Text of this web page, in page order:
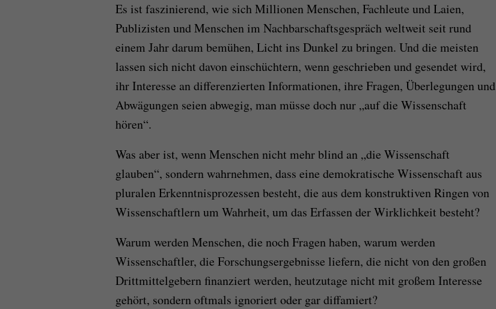
Es ist faszinierend, wie sich Millionen Menschen, Fachleute und Laien,
Publizisten und Menschen im Nachbarschaftsgespräch weltweit seit rund
einem Jahr darum bemühen, Licht ins Dunkel zu bringen. Und die meisten
lassen sich nicht davon einschüchtern, wenn geschrieben und gesendet wird,
ihr Interesse an differenzierten Informationen, ihre Fragen, Überlegungen und
Abwägungen seien abwegig, man müsse doch nur „auf die Wissenschaft
hören“.
Was aber ist, wenn Menschen nicht mehr blind an „die Wissenschaft
glauben“, sondern wahrnehmen, dass eine demokratische Wissenschaft aus
pluralen Erkenntnisprozessen besteht, die aus dem konstruktiven Ringen von
Wissenschaftlern um Wahrheit, um das Erfassen der Wirklichkeit besteht?
Warum werden Menschen, die noch Fragen haben, warum werden
Wissenschaftler, die Forschungsergebnisse liefern, die nicht von den großen
Drittmittelgebern finanziert werden, heutzutage nicht mit großem Interesse
gehört, sondern oftmals ignoriert oder gar diffamiert?